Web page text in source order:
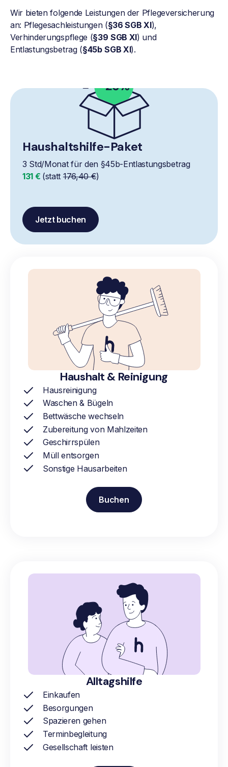
Wir bieten folgende Leistungen der Pflegeversicherung
an: Pflegesachleistungen (§36 SGB XI),
Verhinderungspflege (§39 SGB XI) und
Entlastungsbetrag (§45b SGB XI).
Haushaltshilfe-Paket
3 Std/Monat für den §45b-Entlastungsbetrag
131 € (statt176,40 €)
Jetzt buchen
Haushalt & Reinigung
Hausreinigung
Waschen & Bügeln
Bettwäsche wechseln
Zubereitung von Mahlzeiten
Geschirrspülen
Müll entsorgen
Sonstige Hausarbeiten
Buchen
Alltagshilfe
Einkaufen
Besorgungen
Spazieren gehen
Terminbegleitung
Gesellschaft leisten